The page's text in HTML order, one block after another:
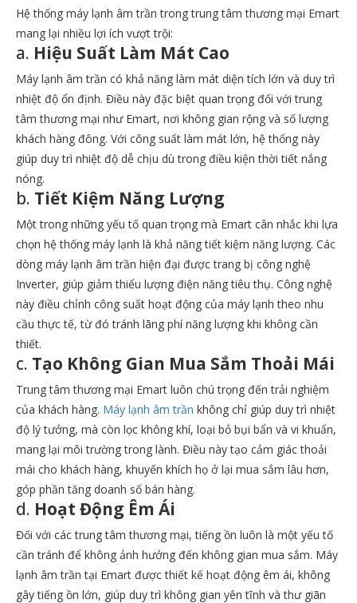
Hệ thống máy lạnh âm trần trong trung tâm thương mại Emart
mang lại nhiều lợi ích vượt trội:
a. Hiệu Suất Làm Mát Cao
Máy lạnh âm trần có khả năng làm mát diện tích lớn và duy trì
nhiệt độ ổn định. Điều này đặc biệt quan trọng đối với trung
tâm thương mại như Emart, nơi không gian rộng và số lượng
khách hàng đông. Với công suất làm mát lớn, hệ thống này
giúp duy trì nhiệt độ dễ chịu dù trong điều kiện thời tiết nắng
nóng.
b. Tiết Kiệm Năng Lượng
Một trong những yếu tố quan trọng mà Emart cân nhắc khi lựa
chọn hệ thống máy lạnh là khả năng tiết kiệm năng lượng. Các
dòng máy lạnh âm trần hiện đại được trang bị công nghệ
Inverter, giúp giảm thiểu lượng điện năng tiêu thụ. Công nghệ
này điều chỉnh công suất hoạt động của máy lạnh theo nhu
cầu thực tế, từ đó tránh lãng phí năng lượng khi không cần
thiết.
c. Tạo Không Gian Mua Sắm Thoải Mái
Trung tâm thương mại Emart luôn chú trọng đến trải nghiệm
của khách hàng. Máy lạnh âm trần không chỉ giúp duy trì nhiệt
độ lý tưởng, mà còn lọc không khí, loại bỏ bụi bẩn và vi khuẩn,
mang lại môi trường trong lành. Điều này tạo cảm giác thoải
mái cho khách hàng, khuyến khích họ ở lại mua sắm lâu hơn,
góp phần tăng doanh số bán hàng.
d. Hoạt Động Êm Ái
Đối với các trung tâm thương mại, tiếng ồn luôn là một yếu tố
cần tránh để không ảnh hưởng đến không gian mua sắm. Máy
lạnh âm trần tại Emart được thiết kế hoạt động êm ái, không
gây tiếng ồn lớn, giúp duy trì không gian yên tĩnh và thư giãn